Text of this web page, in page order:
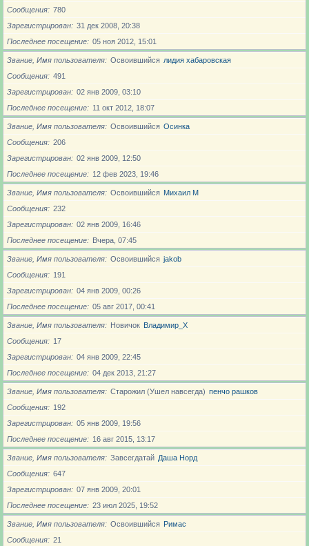
Сообщения
780
Зарегистрирован
31 дек 2008, 20:38
Последнее посещение
05 ноя 2012, 15:01
Звание, Имя пользователя Освоившийся лидия хабаровская
Сообщения
491
Зарегистрирован
02 янв 2009, 03:10
Последнее посещение
11 окт 2012, 18:07
Звание, Имя пользователя Освоившийся Осинка
Сообщения
206
Зарегистрирован
02 янв 2009, 12:50
Последнее посещение
12 фев 2023, 19:46
Звание, Имя пользователя Освоившийся Михаил М
Сообщения
232
Зарегистрирован
02 янв 2009, 16:46
Последнее посещение
Вчера, 07:45
Звание, Имя пользователя Освоившийся jakob
Сообщения
191
Зарегистрирован
04 янв 2009, 00:26
Последнее посещение
05 авг 2017, 00:41
Звание, Имя пользователя Новичoк Владимир_X
Сообщения
17
Зарегистрирован
04 янв 2009, 22:45
Последнее посещение
04 дек 2013, 21:27
Звание, Имя пользователя Старожил (Ушел навсегда) пенчо рашков
Сообщения
192
Зарегистрирован
05 янв 2009, 19:56
Последнее посещение
16 авг 2015, 13:17
Звание, Имя пользователя Завсегдатай Даша Норд
Сообщения
647
Зарегистрирован
07 янв 2009, 20:01
Последнее посещение
23 июл 2025, 19:52
Звание, Имя пользователя Освоившийся Римас
Сообщения
21